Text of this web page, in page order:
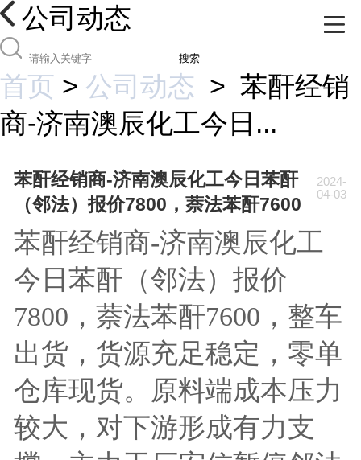
公司动态
搜索
首页 > 公司动态 > 苯酐经销
商-济南澳辰化工今日...
苯酐经销商-济南澳辰化工今日苯酐
（邻法）报价7800，萘法苯酐7600
2024-
04-03
苯酐经销商-济南澳辰化工
今日苯酐（邻法）报价
7800，萘法苯酐7600，整车
出货，货源充足稳定，零单
仓库现货。原料端成本压力
较大，对下游形成有力支